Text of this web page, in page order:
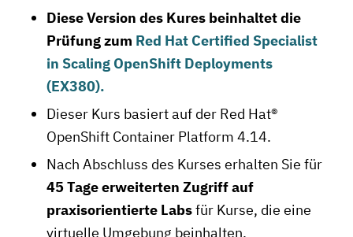
Diese Version des Kures beinhaltet die
Prüfung zum Red Hat Certified Specialist
in Scaling OpenShift Deployments
(EX380).
Dieser Kurs basiert auf der Red Hat®
OpenShift Container Platform 4.14.
Nach Abschluss des Kurses erhalten Sie für
45 Tage erweiterten Zugriff auf
praxisorientierte Labsfür Kurse, die eine
virtuelle Umgebung beinhalten.